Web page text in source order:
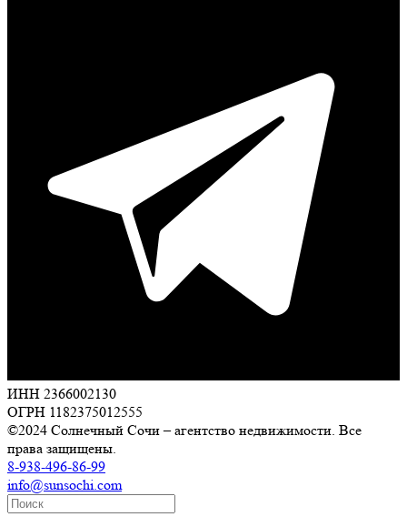
ИНН 2366002130
ОГРН 1182375012555
©2024 Солнечный Сочи – агентство недвижимости. Все
права защищены.
8-938-496-86-99
info@sunsochi.com